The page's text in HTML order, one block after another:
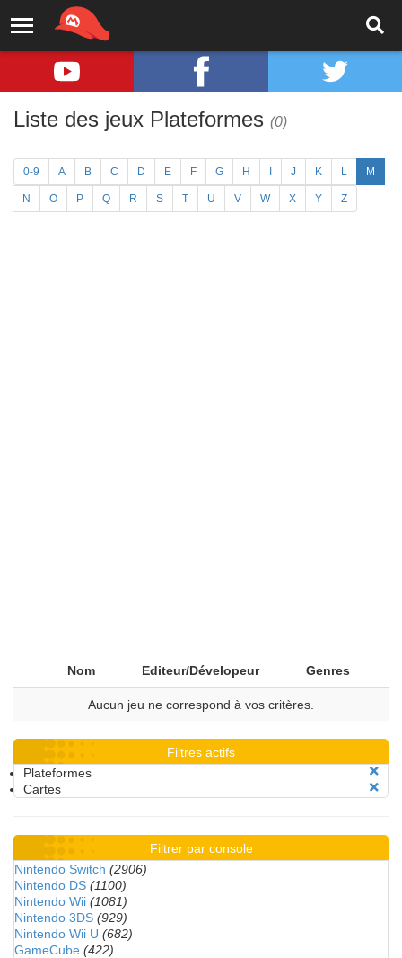
Liste des jeux Plateformes (0)
0-9 A B C D E F G H J K L M
N O P Q R S T U V W X Y Z
Nom Editeur/Dévelopeur Genres
Aucun jeu ne correspond à vos critères.
Filtres actifs
Plateformes
Cartes
Filtrer par console
Nintendo Switch (2906)
Nintendo DS (1100)
Nintendo Wii (1081)
Nintendo 3DS (929)
Nintendo Wii U (682)
GameCube (422)